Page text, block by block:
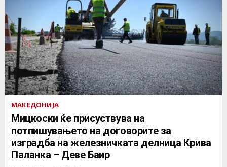
МАКЕДОНИЈА
Мицкоски ќе присуствува на
потпишувањето на договорите за
изградба на железничката делница Крива
Паланка – Деве Баир